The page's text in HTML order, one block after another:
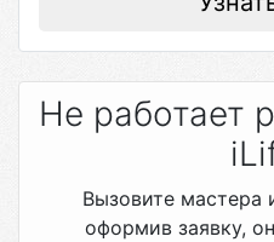
Не работает
Вызовите мастера
оформив заявку,